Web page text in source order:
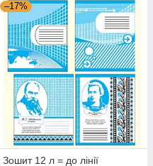
–17%
Зошит 12 л = до лінії